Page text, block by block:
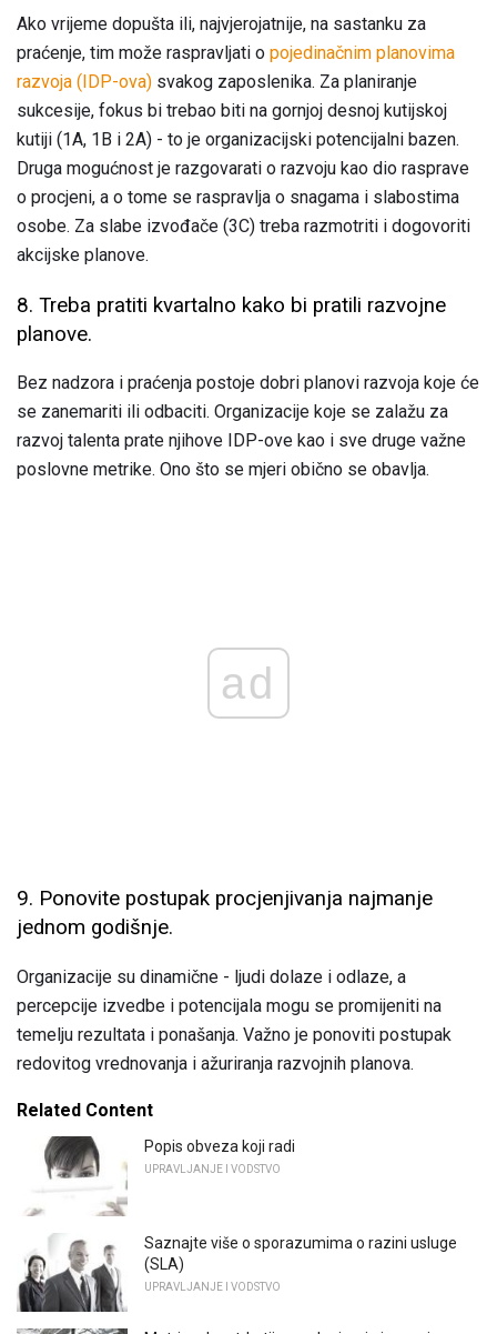
Ako vrijeme dopušta ili, najvjerojatnije, na sastanku za
praćenje, tim može raspravljati o pojedinačnim planovima
razvoja (IDP-ova) svakog zaposlenika. Za planiranje
sukcesije, fokus bi trebao biti na gornjoj desnoj kutijskoj
kutiji (1A, 1B i 2A) - to je organizacijski potencijalni bazen.
Druga mogućnost je razgovarati o razvoju kao dio rasprave
o procjeni, a o tome se raspravlja o snagama i slabostima
osobe. Za slabe izvođače (3C) treba razmotriti i dogovoriti
akcijske planove.
8. Treba pratiti kvartalno kako bi pratili razvojne
planove.
Bez nadzora i praćenja postoje dobri planovi razvoja koje će
se zanemariti ili odbaciti. Organizacije koje se zalažu za
razvoj talenta prate njihove IDP-ove kao i sve druge važne
poslovne metrike. Ono što se mjeri obično se obavlja.
ad
9. Ponovite postupak procjenjivanja najmanje
jednom godišnje.
Organizacije su dinamične - ljudi dolaze i odlaze, a
percepcije izvedbe i potencijala mogu se promijeniti na
temelju rezultata i ponašanja. Važno je ponoviti postupak
redovitog vrednovanja i ažuriranja razvojnih planova.
Related Content
Popis obveza koji radi
UPRAVLJANJE I VODSTVO
Saznajte više o sporazumima o razini usluge
(SLA)
UPRAVLJANJE I VODSTVO